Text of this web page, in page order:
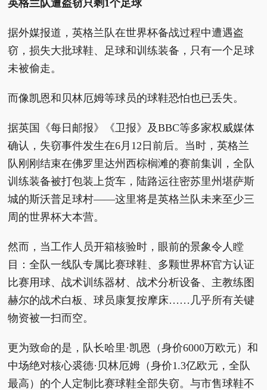
英格兰队遭盗窃只剩1个足球
据外媒报道，英格兰队在世界杯备战过程中遭遇盗
窃，损失大批球鞋、足球和训练装备，只有一个足球
未被偷走。
而像凯恩和贝林厄姆等球员的球鞋恐怕也已丢失。
据英国《每日邮报》《卫报》及BBC等多家权威媒体
确认，失窃事件发生在6月12日前后。当时，英格兰
队刚刚结束在佛罗里达州西棕榈滩的赛前集训，全队
训练装备被打包装上货车，陆路运往密苏里州堪萨斯
城的斯沃普足球村——这里将是英格兰队未来至少三
周的世界杯大本营。
然而，当工作人员开箱核验时，眼前的景象令人瞠
目：全队一线队专属比赛球鞋、多颗世界杯官方认证
比赛用球、战术训练器材、战术分析设备、主教练图
赫尔的战术白板、球员康复按摩床……几乎所有关键
物资被一扫而空。
更为致命的是，队长哈里·凯恩（身价6000万欧元）和
中场绝对核心裘德·贝林厄姆（身价1.3亿欧元，全队
最高）的个人定制比赛球鞋全部失窃。与市售球鞋不